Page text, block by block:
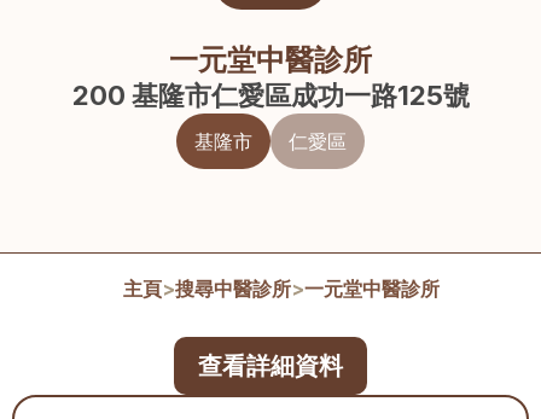
一元堂中醫診所
200 基隆市仁愛區成功一路125號
基隆市 仁愛區
主頁>搜尋中醫診所>一元堂中醫診所
查看詳細資料